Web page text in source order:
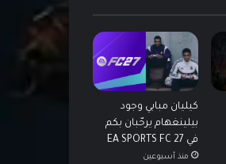
كيليان مبابي وجود
بيلينغهام يرحّبان بكم
في EA SPORTS FC 27
منذ أسبوعين